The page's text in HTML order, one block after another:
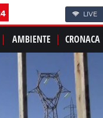
LIVE
AMBIENTE CRONACA